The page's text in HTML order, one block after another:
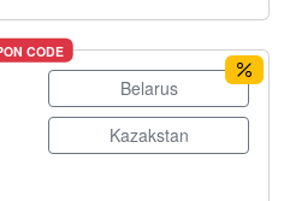
CODE
Belarus
Kazakstan